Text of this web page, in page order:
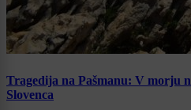
Tragedija na Pašmanu: V morju
Slovenca